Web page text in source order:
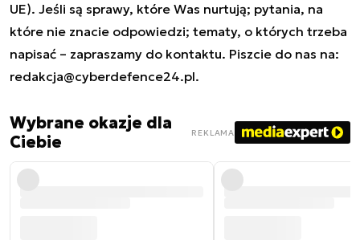
UE). Jeśli są sprawy, które Was nurtują; pytania, na
które nie znacie odpowiedzi; tematy, o których trzeba
napisać – zapraszamy do kontaktu. Piszcie do nas na:
redakcja@cyberdefence24.pl.
Wybrane okazje dla
Ciebie
REKLAMA